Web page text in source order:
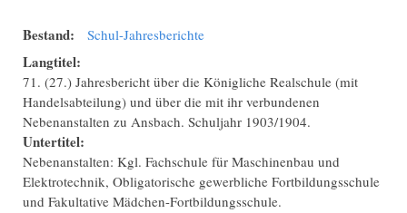
Bestand: Schul-Jahresberichte
Langtitel:
71. (27.) Jahresbericht über die Königliche Realschule (mit
Handelsabteilung) und über die mit ihr verbundenen
Nebenanstalten zu Ansbach. Schuljahr 1903/1904.
Untertitel:
Nebenanstalten: Kgl. Fachschule für Maschinenbau und
Elektrotechnik, Obligatorische gewerbliche Fortbildungsschule
und Fakultative Mädchen-Fortbildungsschule.